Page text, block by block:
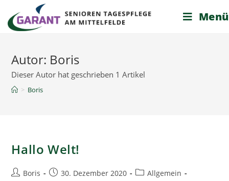
Menü
Autor: Boris
Dieser Autor hat geschrieben 1 Artikel
> Boris
Hallo Welt!
Boris 30. Dezember 2020
Allgemein